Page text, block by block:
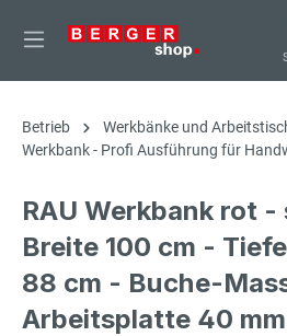
springen
Betrieb
Werkbänke und
Werkbank - Profi Ausführung für
RAU Werkbank rot
Breite 100 cm -
88 cm - Buche-
Arbeitsplatte 40 mm